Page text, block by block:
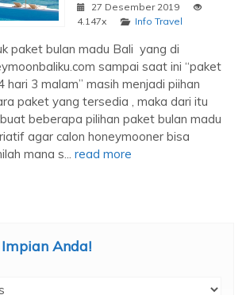
27 Desember 2019
4.147x
Info Travel
paket bulan madu Bali yang di
sampai saat ini “paket
hari 3 malam” masih menjadi piihan
paket yang tersedia , maka dari itu
beberapa pilihan paket bulan madu
agar calon honeymooner bisa
mana s... read more
Anda!